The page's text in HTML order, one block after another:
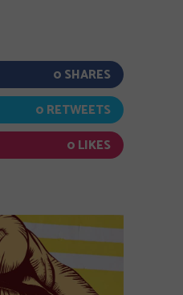
0
0
0